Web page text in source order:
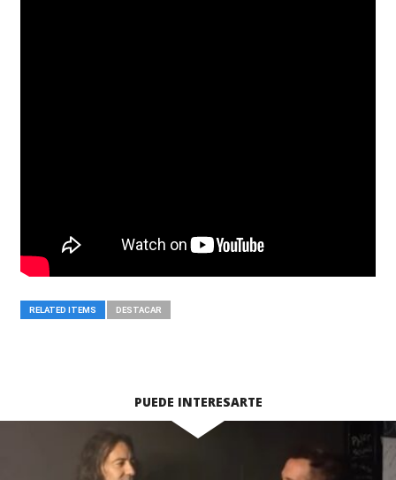
RELATED ITEMS DESTACAR
PUEDE INTERESARTE